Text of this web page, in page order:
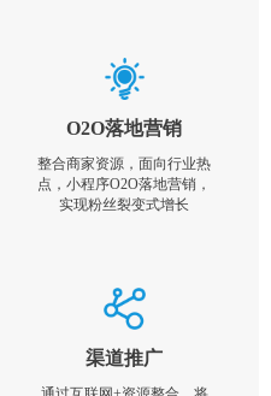
O2O落地营销
整合商家资源，面向行业热
点，小程序O2O落地营销，
实现粉丝裂变式增长
渠道推广